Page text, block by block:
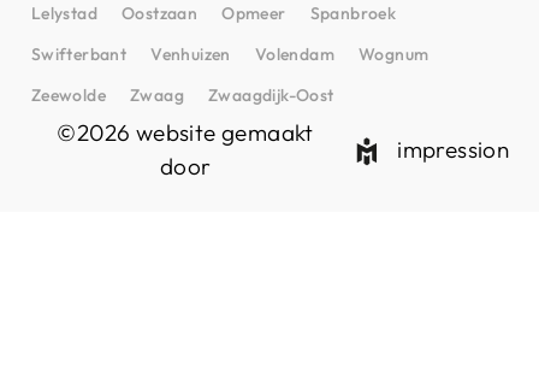
Lelystad
Oostzaan Opmeer
Spanbroek
Swifterbant
Venhuizen Volendam
Wognum
Zeewolde
Zwaag Zwaagdijk-Oost
©2026 website gemaakt
door
impression